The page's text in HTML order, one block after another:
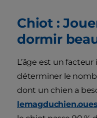
Chiot :
dormir
L’âge est un
déterminer le
dont un chien a